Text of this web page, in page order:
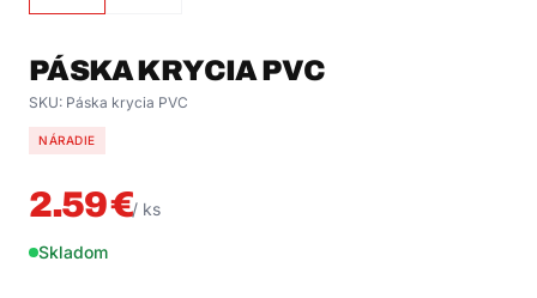
PÁSKA KRYCIA PVC
SKU: Páska krycia PVC
NÁRADIE
2.59€/ ks
Skladom